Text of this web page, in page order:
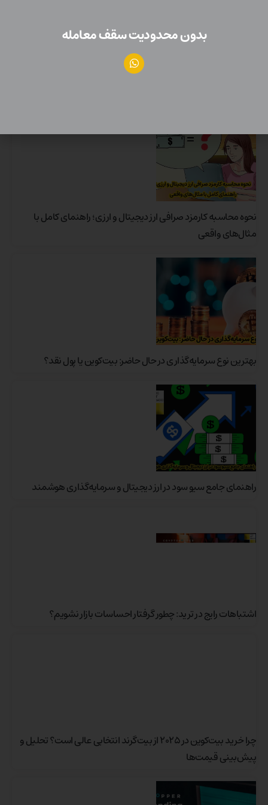
نحوه محاسبه کارمزد صرافی ارز دیجیتال و ارزی؛ راهنمای کامل با
مثال‌های واقعی
بهترین نوع سرمایه‌گذاری در حال حاضر: بیت‌کوین یا پول نقد؟
راهنمای جامع سیو سود در ارز دیجیتال و سرمایه‌گذاری هوشمند
اشتباهات رایج در ترید: چطور گرفتار احساسات بازار نشویم؟
چرا خرید بیت‌کوین در ۲۰۲۵ از بیت‌گرند انتخابی عالی است؟ تحلیل و
پیش‌بینی قیمت‌ها
بدون محدودیت سقف معامله